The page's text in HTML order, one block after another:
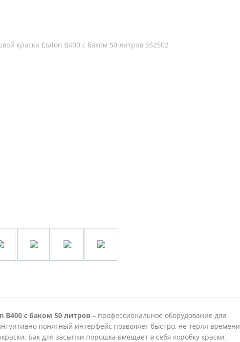
В400 с баком 50 литров – профессиональное оборудование для
понятный интерфейс позволяет быстро, не теряя времени
Бак для засыпки порошка вмещает в себя коробку краски.